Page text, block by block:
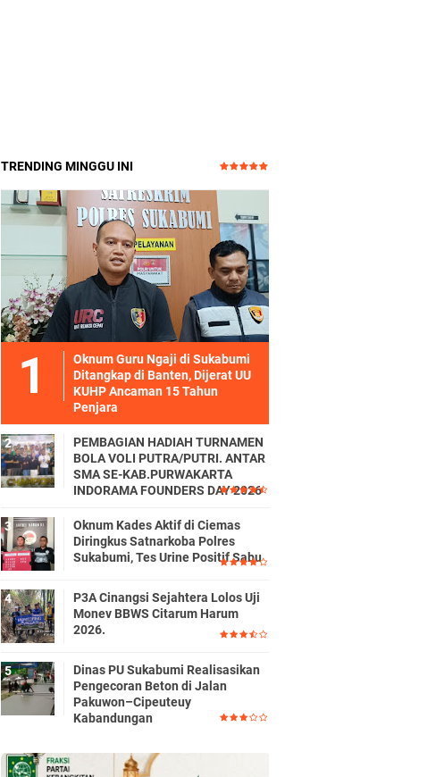
TRENDING MINGGU INI
Oknum Guru Ngaji di Sukabumi
Ditangkap di Banten, Dijerat UU
KUHP Ancaman 15 Tahun
Penjara
PEMBAGIAN HADIAH TURNAMEN
BOLA VOLI PUTRA/PUTRI. ANTAR
SMA SE-KAB.PURWAKARTA
INDORAMA FOUNDERS DAY 2026
Oknum Kades Aktif di Ciemas
Diringkus Satnarkoba Polres
Sukabumi, Tes Urine Positif Sabu
P3A Cinangsi Sejahtera Lolos Uji
Monev BBWS Citarum Harum
2026.
Dinas PU Sukabumi Realisasikan
Pengecoran Beton di Jalan
Pakuwon–Cipeuteuy
Kabandungan